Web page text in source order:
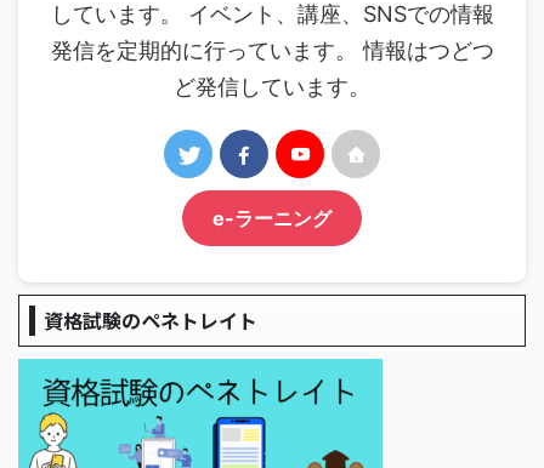
しています。 イベント、講座、SNSでの情報
発信を定期的に行っています。 情報はつどつ
ど発信しています。
e-ラーニング
資格試験のペネトレイト